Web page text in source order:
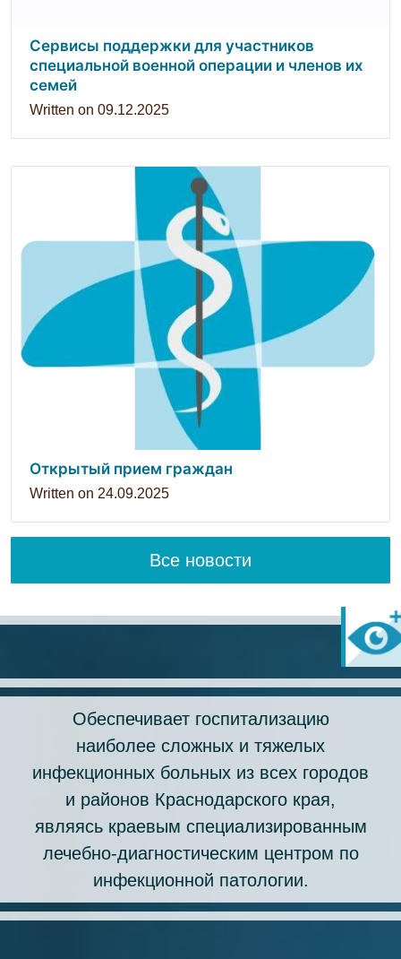
Сервисы поддержки для участников
специальной военной операции и членов их
семей
Written on 09.12.2025
Открытый прием граждан
Written on 24.09.2025
Все новости
Обеспечивает госпитализацию
наиболее сложных и тяжелых
инфекционных больных из всех городов
и районов Краснодарского края,
являясь краевым специализированным
лечебно-диагностическим центром по
инфекционной патологии.